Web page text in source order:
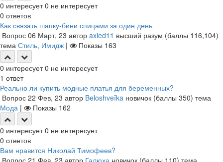
0 интересует 0 не интересует
0 ответов
Как связать шапку-бини спицами за один день
Вопрос 06 Март, 23 автор axied11 высший разум (баллы 116,104)
тема Стиль, Имидж | Показы 163
0 интересует 0 не интересует
1 ответ
Реально ли купить модные платья для беременных?
Вопрос 22 Фев, 23 автор Beloshveĭka новичок (баллы 350) тема
Мода | Показы 162
0 интересует 0 не интересует
0 ответов
Вам нравится Николай Тимофеев?
Вопрос 21 Фев, 23 автор Галюха новичок (баллы 110) тема